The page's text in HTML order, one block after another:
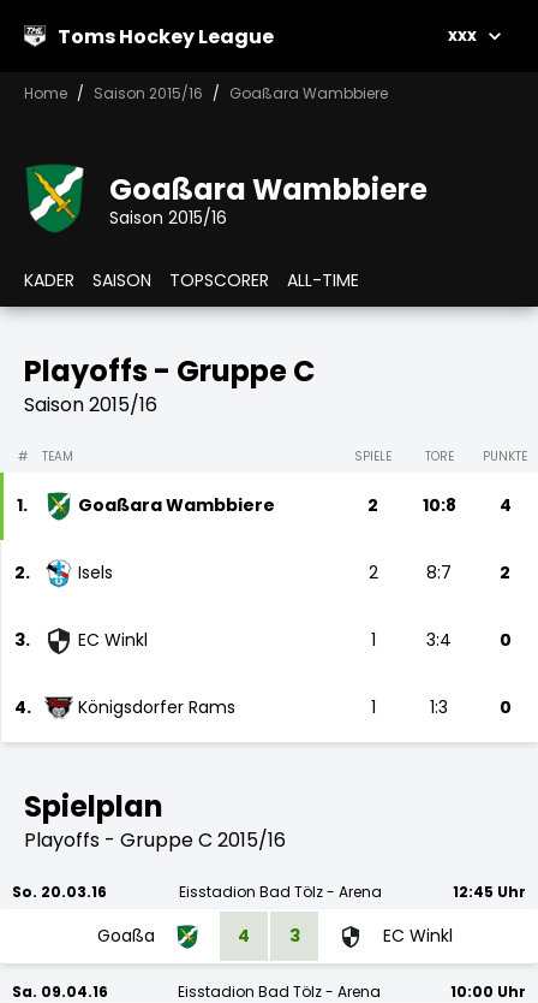
Toms Hockey League xxx
Home Saison 2015/16 Goaßara Wambbiere
Goaßara Wambbiere
Saison 2015/16
KADER SAISON TOPSCORER ALL-TIME
Playoffs - Gruppe C
Saison 2015/16
# TEAM SPIELE TORE PUNKTE
1. Goaßara Wambbiere 2 10:8 4
2. Isels 2 8:7 2
3. EC Winkl 1 3:4 0
4. Königsdorfer Rams 1 1:3 0
Spielplan
Playoffs - Gruppe C 2015/16
So. 20.03.16 Eisstadion Bad Tölz - Arena 12:45 Uhr
Goaßa 4 3 EC Winkl
Sa. 09.04.16 Eisstadion Bad Tölz - Arena 10:00 Uhr